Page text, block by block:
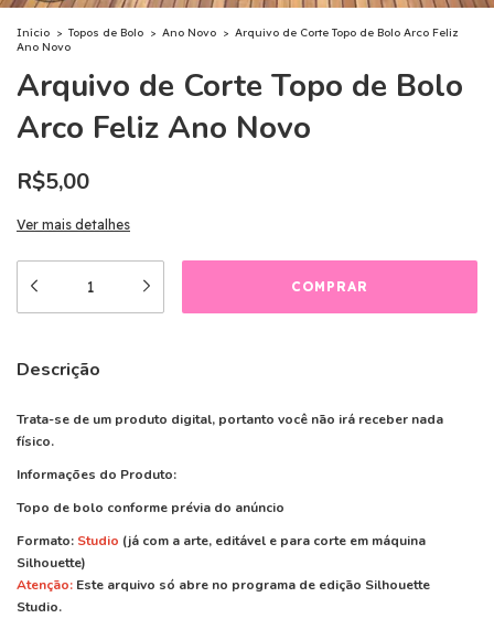
Início > Topos de Bolo > Ano Novo > Arquivo de Corte Topo de Bolo Arco Feliz
Ano Novo
Arquivo de Corte Topo de Bolo
Arco Feliz Ano Novo
R$5,00
Ver mais detalhes
Descrição
Trata-se de um produto digital, portanto você não irá receber nada
físico.
Informações do Produto:
Topo de bolo conforme prévia do anúncio
Formato: Studio (já com a arte, editável e para corte em máquina
Silhouette)
Atenção: Este arquivo só abre no programa de edição Silhouette
Studio.